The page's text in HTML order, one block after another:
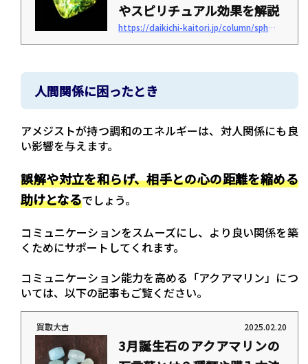
やスピリチュアル効果を解説
https://daikichi-kaitori.jp/column/sphalerite-stone-word
みやすいなどの理由で、宝石としての流通量は限られ、レアストーンの側面もありま
す。購入を検討している方は、ぜひ参考にしてみてください。＜この記事でわかるこ
人間関係に困ったとき
アメジストが持つ調和のエネルギーは、対人関係にも良
い影響を与えます。
誤解や対立を和らげ、相手との心の距離を縮める
助けとなるでしょう。
コミュニケーションをスムーズにし、より良い関係を築
くためにサポートしてくれます。
コミュニケーション能力を高める「アクアマリン」につ
いては、以下の記事もご覧ください。
買取大吉 2025.02.20
3月誕生石のアクアマリンの